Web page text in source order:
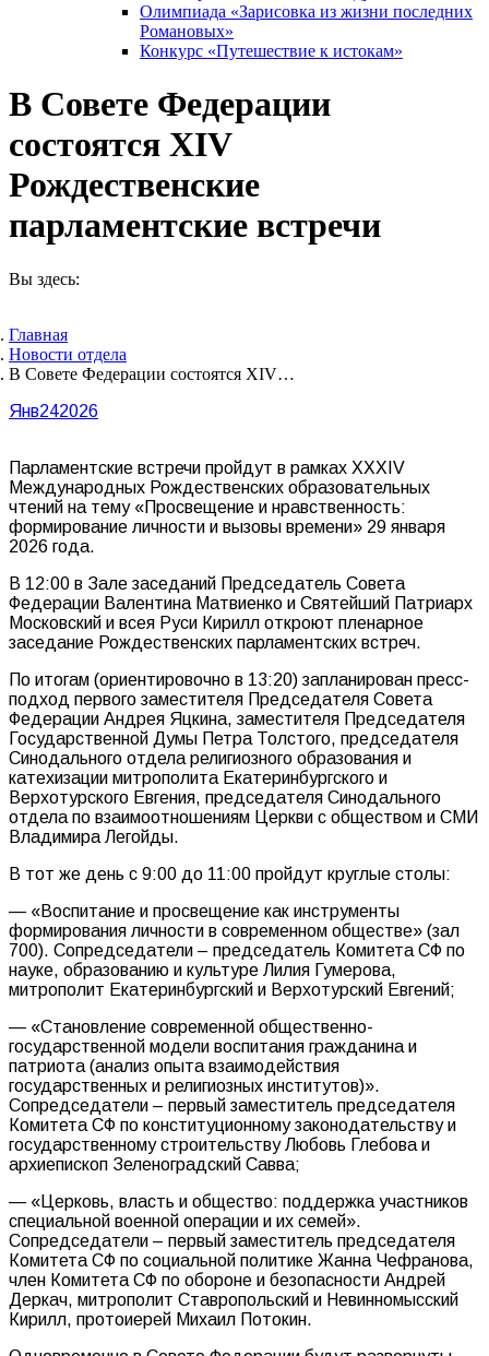
Олимпиада «Зарисовка из жизни последних
Романовых»
Конкурс «Путешествие к истокам»
В Совете Федерации
состоятся ХIV
Рождественские
парламентские встречи
Вы здесь:
Главная
Новости отдела
В Совете Федерации состоятся ХIV…
Янв242026
Парламентские встречи пройдут в рамках XXXIV
Международных Рождественских образовательных
чтений на тему «Просвещение и нравственность:
формирование личности и вызовы времени» 29 января
2026 года.
В 12:00 в Зале заседаний Председатель Совета
Федерации Валентина Матвиенко и Святейший Патриарх
Московский и всея Руси Кирилл откроют пленарное
заседание Рождественских парламентских встреч.
По итогам (ориентировочно в 13:20) запланирован пресс-
подход первого заместителя Председателя Совета
Федерации Андрея Яцкина, заместителя Председателя
Государственной Думы Петра Толстого, председателя
Синодального отдела религиозного образования и
катехизации митрополита Екатеринбургского и
Верхотурского Евгения, председателя Синодального
отдела по взаимоотношениям Церкви с обществом и СМИ
Владимира Легойды.
В тот же день с 9:00 до 11:00 пройдут круглые столы:
— «Воспитание и просвещение как инструменты
формирования личности в современном обществе» (зал
700). Сопредседатели – председатель Комитета СФ по
науке, образованию и культуре Лилия Гумерова,
митрополит Екатеринбургский и Верхотурский Евгений;
— «Становление современной общественно-
государственной модели воспитания гражданина и
патриота (анализ опыта взаимодействия
государственных и религиозных институтов)».
Сопредседатели – первый заместитель председателя
Комитета СФ по конституционному законодательству и
государственному строительству Любовь Глебова и
архиепископ Зеленоградский Савва;
— «Церковь, власть и общество: поддержка участников
специальной военной операции и их семей».
Сопредседатели – первый заместитель председателя
Комитета СФ по социальной политике Жанна Чефранова,
член Комитета СФ по обороне и безопасности Андрей
Деркач, митрополит Ставропольский и Невинномысский
Кирилл, протоиерей Михаил Потокин.